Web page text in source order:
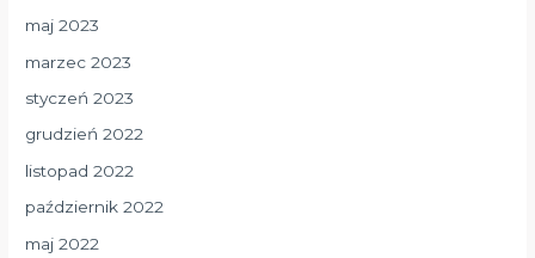
maj 2023
marzec 2023
styczeń 2023
grudzień 2022
listopad 2022
październik 2022
maj 2022